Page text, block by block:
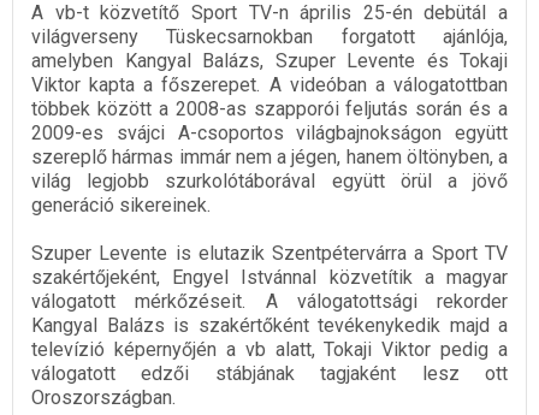
A vb-t közvetítő Sport TV-n április 25-én debütál a
világverseny Tüskecsarnokban forgatott ajánlója,
amelyben Kangyal Balázs, Szuper Levente és Tokaji
Viktor kapta a főszerepet. A videóban a válogatottban
többek között a 2008-as szapporói feljutás során és a
2009-es svájci A-csoportos világbajnokságon együtt
szereplő hármas immár nem a jégen, hanem öltönyben, a
világ legjobb szurkolótáborával együtt örül a jövő
generáció sikereinek.
Szuper Levente is elutazik Szentpétervárra a Sport TV
szakértőjeként, Engyel Istvánnal közvetítik a magyar
válogatott mérkőzéseit. A válogatottsági rekorder
Kangyal Balázs is szakértőként tevékenykedik majd a
televízió képernyőjén a vb alatt, Tokaji Viktor pedig a
válogatott edzői stábjának tagjaként lesz ott
Oroszországban.